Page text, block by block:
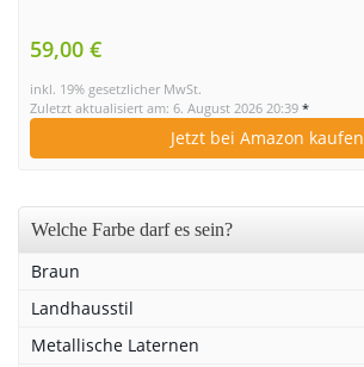
59,00 €
inkl. 19% gesetzlicher MwSt.
Zuletzt aktualisiert am: 6. August 2026 20:39 *
Jetzt bei Amazon kaufen
Welche Farbe darf es sein?
Braun
Landhausstil
Metallische Laternen